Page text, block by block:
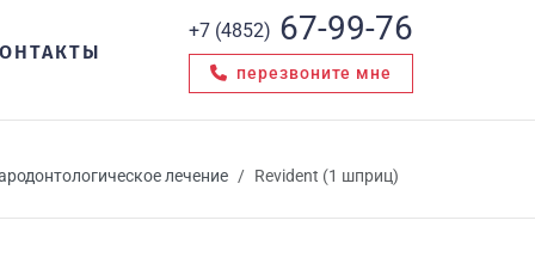
+7 (4852) 67-99-76
перезвоните мне
лечение Revident (1 шприц)